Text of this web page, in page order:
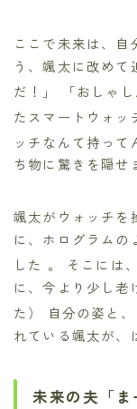
ここで未来は、自
う、颯太に改めて
だ！」 「おしゃ
たスマートウォッ
ッチなんて持って
ち物に驚きを隠せ
颯太がウォッチを
に、ホログラムの
した 。 そこには
に、今より少し老
た）
自分の姿と
れている颯太が、
未来の夫「